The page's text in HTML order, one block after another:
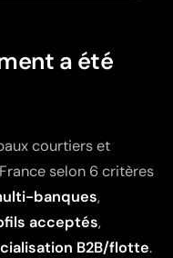
a été
courtiers et
selon 6 critères
banques,
acceptés,
B2B/flotte.